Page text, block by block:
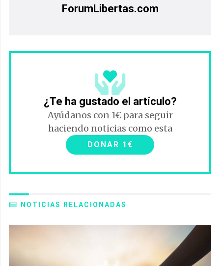
ForumLibertas.com
¿Te ha gustado el artículo?
Ayúdanos con 1€ para seguir
haciendo noticias como esta
DONAR 1€
NOTICIAS RELACIONADAS